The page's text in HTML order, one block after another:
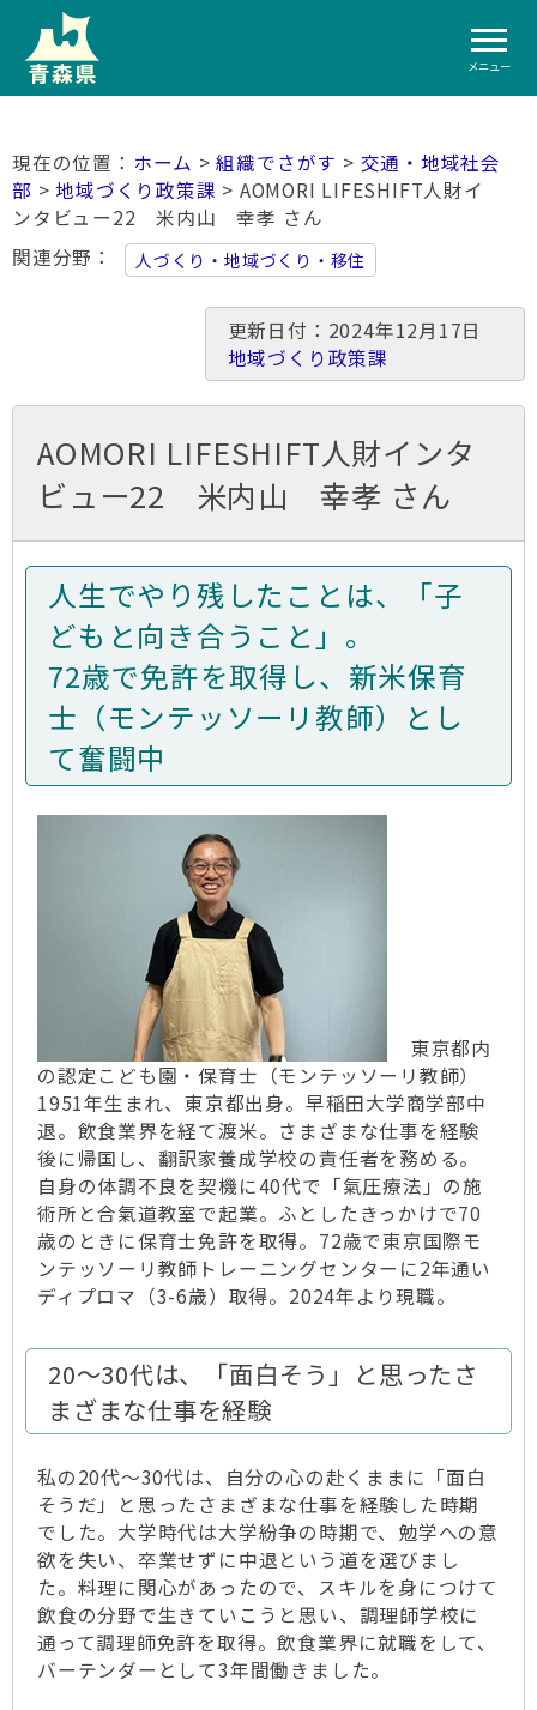
メニュー
ホーム >組織でさがす > 交通・地域社会
部 >地域づくり政策課 > AOMORI LIFESHIFT人財イ
ンタビュー22 米内山 幸孝 さん
関連分野
人づくり・地域づくり・移住
更新日付：2024年12月17日
地域づくり政策課
AOMORI LIFESHIFT人財インタ
ビュー22 米内山 幸孝 さん
人生でやり残したことは、「子
どもと向き合うこと」。
72歳で免許を取得し、新米保育
士（モンテッソーリ教師）とし
て奮闘中
東京都内
の認定こども園・保育士（モンテッソーリ教師）
1951年生まれ、東京都出身。早稲田大学商学部中
退。飲食業界を経て渡米。さまざまな仕事を経験
後に帰国し、翻訳家養成学校の責任者を務める。
自身の体調不良を契機に40代で「氣圧療法」の施
術所と合氣道教室で起業。ふとしたきっかけで70
歳のときに保育士免許を取得。72歳で東京国際モ
ンテッソーリ教師トレーニングセンターに2年通い
ディプロマ（3-6歳）取得。2024年より現職。
20～30代は、「面白そう」と思ったさ
まざまな仕事を経験
私の20代～30代は、自分の心の赴くままに「面白
そうだ」と思ったさまざまな仕事を経験した時期
でした。大学時代は大学紛争の時期で、勉学への意
欲を失い、卒業せずに中退という道を選びまし
た。料理に関心があったので、スキルを身につけて
飲食の分野で生きていこうと思い、調理師学校に
通って調理師免許を取得。飲食業界に就職をして、
バーテンダーとして3年間働きました。